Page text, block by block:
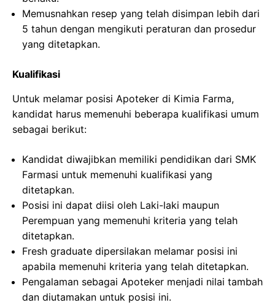
Memusnahkan resep yang telah disimpan lebih dari
5 tahun dengan mengikuti peraturan dan prosedur
yang ditetapkan.
Kualifikasi
Untuk melamar posisi Apoteker di Kimia Farma,
kandidat harus memenuhi beberapa kualifikasi umum
sebagai berikut:
Kandidat diwajibkan memiliki pendidikan dari SMK
Farmasi untuk memenuhi kualifikasi yang
ditetapkan.
Posisi ini dapat diisi oleh Laki-laki maupun
Perempuan yang memenuhi kriteria yang telah
ditetapkan.
Fresh graduate dipersilakan melamar posisi ini
apabila memenuhi kriteria yang telah ditetapkan.
Pengalaman sebagai Apoteker menjadi nilai tambah
dan diutamakan untuk posisi ini.